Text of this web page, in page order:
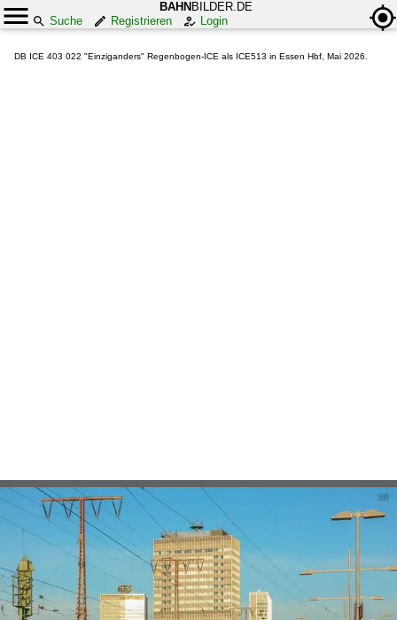
BAHN BILDER.DE
Suche
Registrieren Login
DB ICE 403 022 "Einziganders" Regenbogen-ICE als ICE513 in Essen Hbf, Mai 2026.